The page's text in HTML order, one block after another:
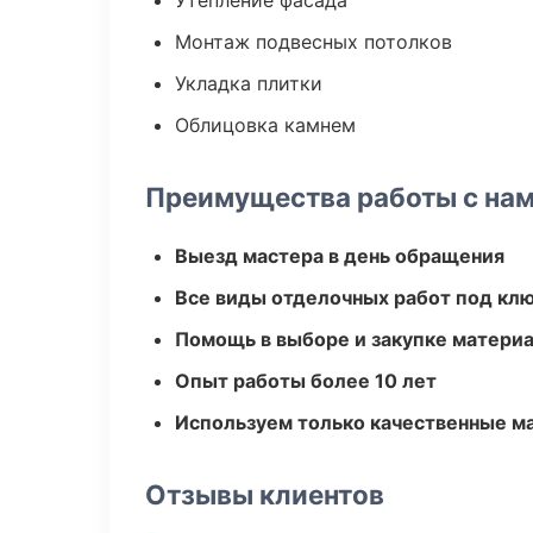
Монтаж подвесных потолков
Укладка плитки
Облицовка камнем
Преимущества работы с
Выезд мастера в день обращения
Все виды отделочных работ под
Помощь в выборе и закупке
Опыт работы более 10 лет
Используем только качественные
Отзывы клиентов